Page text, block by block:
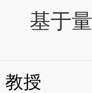
基于
教授